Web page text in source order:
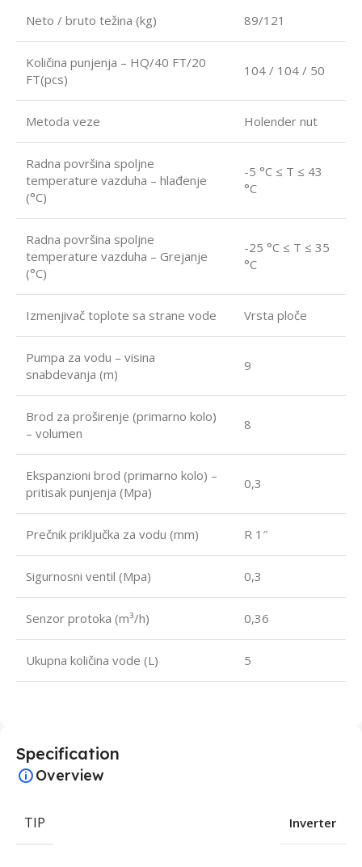
Neto / bruto težina (kg) 89/121
Količina punjenja – HQ/40 FT/20
FT(pcs)
104 / 104 / 50
Metoda veze Holender nut
Radna površina spoljne
temperature vazduha – hlađenje
(°C)
-5 °C ≤ T ≤ 43
°C
Radna površina spoljne
temperature vazduha – Grejanje
(°C)
-25 °C ≤ T ≤ 35
°C
Izmenjivač toplote sa strane vode Vrsta ploče
Pumpa za vodu – visina
snabdevanja (m)
9
Brod za proširenje (primarno kolo)
– volumen
8
Ekspanzioni brod (primarno kolo) –
pritisak punjenja (Mpa)
0,3
Prečnik priključka za vodu (mm) R 1″
Sigurnosni ventil (Mpa) 0,3
Senzor protoka (m³/h) 0,36
Ukupna količina vode (L) 5
Specification
Overview
TIP Inverter